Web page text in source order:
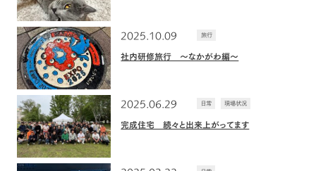
社内研修旅行 〜なかがわ編〜
旅行
2025.10.09
完成住宅 続々と出来上がってます
日常 現場状況
2025.06.29